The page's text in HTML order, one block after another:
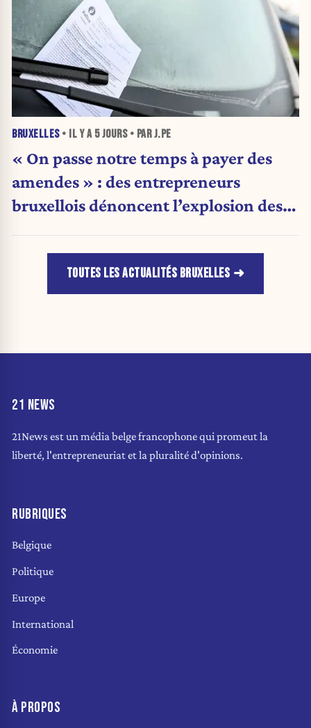
BRUXELLES• IL Y A 5 JOURS• PAR J.PE
« On passe notre temps à payer des
amendes » : des entrepreneurs
bruxellois dénoncent l’explosion des
TOUTES LES ACTUALITÉS BRUXELLES
21 NEWS
21News est un média belge francophone qui promeut la
liberté, l'entrepreneuriat et la pluralité d'opinions.
RUBRIQUES
Belgique
Politique
Europe
International
Économie
À PROPOS